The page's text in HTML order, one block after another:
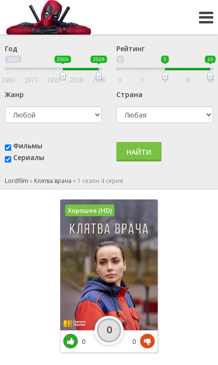
Год
1960 2000 2026
1960 1977 1993 2010 2026
Рейтинг
0 5 10
0 3 5 8 10
Жанр Страна
Фильмы
Сериалы
НАЙТИ
Lordfilm » Клятва врача » 1 сезон 4 серия
Хорошее (HD)
0
0
0